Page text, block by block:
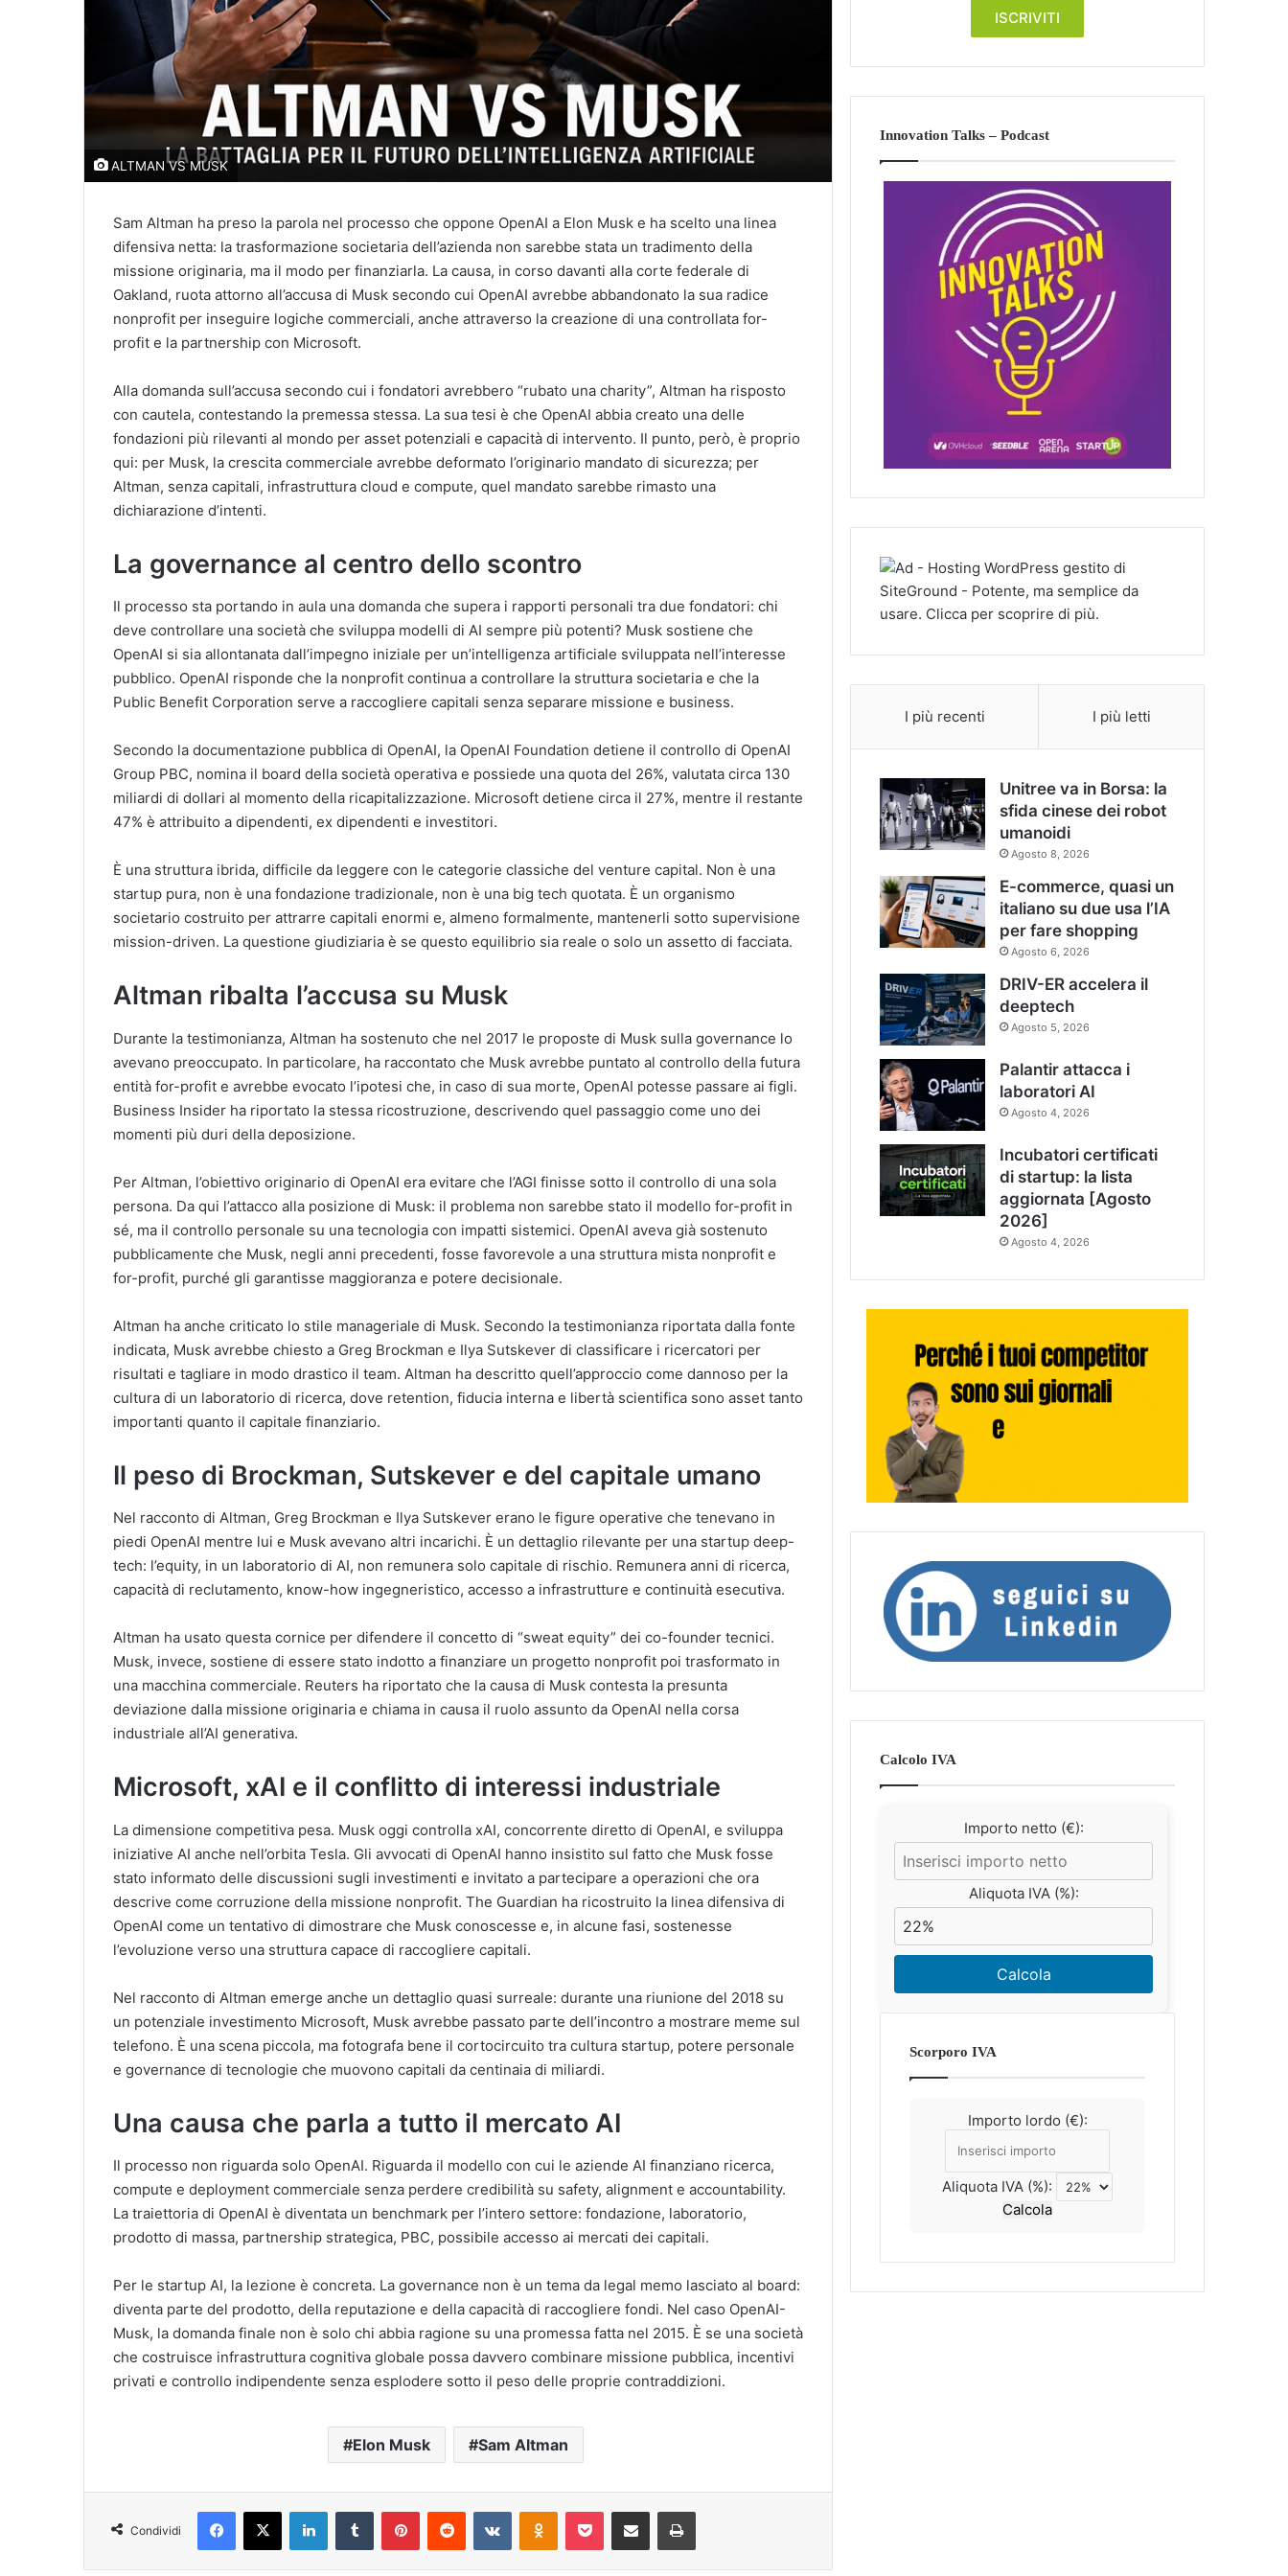
ALTMAN VS MUSK
Sam Altman ha preso la parola nel processo che oppone OpenAI a Elon Musk e ha scelto una linea
difensiva netta: la trasformazione societaria dell’azienda non sarebbe stata un tradimento della
missione originaria, ma il modo per finanziarla. La causa, in corso davanti alla corte federale di
Oakland, ruota attorno all’accusa di Musk secondo cui OpenAI avrebbe abbandonato la sua radice
nonprofit per inseguire logiche commerciali, anche attraverso la creazione di una controllata for-
profit e la partnership con Microsoft.
Alla domanda sull’accusa secondo cui i fondatori avrebbero “rubato una charity”, Altman ha risposto
con cautela, contestando la premessa stessa. La sua tesi è che OpenAI abbia creato una delle
fondazioni più rilevanti al mondo per asset potenziali e capacità di intervento. Il punto, però, è proprio
qui: per Musk, la crescita commerciale avrebbe deformato l’originario mandato di sicurezza; per
Altman, senza capitali, infrastruttura cloud e compute, quel mandato sarebbe rimasto una
dichiarazione d’intenti.
La governance al centro dello scontro
Il processo sta portando in aula una domanda che supera i rapporti personali tra due fondatori: chi
deve controllare una società che sviluppa modelli di AI sempre più potenti? Musk sostiene che
OpenAI si sia allontanata dall’impegno iniziale per un’intelligenza artificiale sviluppata nell’interesse
pubblico. OpenAI risponde che la nonprofit continua a controllare la struttura societaria e che la
Public Benefit Corporation serve a raccogliere capitali senza separare missione e business.
Secondo la documentazione pubblica di OpenAI, la OpenAI Foundation detiene il controllo di OpenAI
Group PBC, nomina il board della società operativa e possiede una quota del 26%, valutata circa 130
miliardi di dollari al momento della ricapitalizzazione. Microsoft detiene circa il 27%, mentre il restante
47% è attribuito a dipendenti, ex dipendenti e investitori.
È una struttura ibrida, difficile da leggere con le categorie classiche del venture capital. Non è una
startup pura, non è una fondazione tradizionale, non è una big tech quotata. È un organismo
societario costruito per attrarre capitali enormi e, almeno formalmente, mantenerli sotto supervisione
mission-driven. La questione giudiziaria è se questo equilibrio sia reale o solo un assetto di facciata.
Altman ribalta l’accusa su Musk
Durante la testimonianza, Altman ha sostenuto che nel 2017 le proposte di Musk sulla governance lo
avevano preoccupato. In particolare, ha raccontato che Musk avrebbe puntato al controllo della futura
entità for-profit e avrebbe evocato l’ipotesi che, in caso di sua morte, OpenAI potesse passare ai figli.
Business Insider ha riportato la stessa ricostruzione, descrivendo quel passaggio come uno dei
momenti più duri della deposizione.
Per Altman, l’obiettivo originario di OpenAI era evitare che l’AGI finisse sotto il controllo di una sola
persona. Da qui l’attacco alla posizione di Musk: il problema non sarebbe stato il modello for-profit in
sé, ma il controllo personale su una tecnologia con impatti sistemici. OpenAI aveva già sostenuto
pubblicamente che Musk, negli anni precedenti, fosse favorevole a una struttura mista nonprofit e
for-profit, purché gli garantisse maggioranza e potere decisionale.
Altman ha anche criticato lo stile manageriale di Musk. Secondo la testimonianza riportata dalla fonte
indicata, Musk avrebbe chiesto a Greg Brockman e Ilya Sutskever di classificare i ricercatori per
risultati e tagliare in modo drastico il team. Altman ha descritto quell’approccio come dannoso per la
cultura di un laboratorio di ricerca, dove retention, fiducia interna e libertà scientifica sono asset tanto
importanti quanto il capitale finanziario.
Il peso di Brockman, Sutskever e del capitale umano
Nel racconto di Altman, Greg Brockman e Ilya Sutskever erano le figure operative che tenevano in
piedi OpenAI mentre lui e Musk avevano altri incarichi. È un dettaglio rilevante per una startup deep-
tech: l’equity, in un laboratorio di AI, non remunera solo capitale di rischio. Remunera anni di ricerca,
capacità di reclutamento, know-how ingegneristico, accesso a infrastrutture e continuità esecutiva.
Altman ha usato questa cornice per difendere il concetto di “sweat equity” dei co-founder tecnici.
Musk, invece, sostiene di essere stato indotto a finanziare un progetto nonprofit poi trasformato in
una macchina commerciale. Reuters ha riportato che la causa di Musk contesta la presunta
deviazione dalla missione originaria e chiama in causa il ruolo assunto da OpenAI nella corsa
industriale all’AI generativa.
Microsoft, xAI e il conflitto di interessi industriale
La dimensione competitiva pesa. Musk oggi controlla xAI, concorrente diretto di OpenAI, e sviluppa
iniziative AI anche nell’orbita Tesla. Gli avvocati di OpenAI hanno insistito sul fatto che Musk fosse
stato informato delle discussioni sugli investimenti e invitato a partecipare a operazioni che ora
descrive come corruzione della missione nonprofit. The Guardian ha ricostruito la linea difensiva di
OpenAI come un tentativo di dimostrare che Musk conoscesse e, in alcune fasi, sostenesse
l’evoluzione verso una struttura capace di raccogliere capitali.
Nel racconto di Altman emerge anche un dettaglio quasi surreale: durante una riunione del 2018 su
un potenziale investimento Microsoft, Musk avrebbe passato parte dell’incontro a mostrare meme sul
telefono. È una scena piccola, ma fotografa bene il cortocircuito tra cultura startup, potere personale
e governance di tecnologie che muovono capitali da centinaia di miliardi.
Una causa che parla a tutto il mercato AI
Il processo non riguarda solo OpenAI. Riguarda il modello con cui le aziende AI finanziano ricerca,
compute e deployment commerciale senza perdere credibilità su safety, alignment e accountability.
La traiettoria di OpenAI è diventata un benchmark per l’intero settore: fondazione, laboratorio,
prodotto di massa, partnership strategica, PBC, possibile accesso ai mercati dei capitali.
Per le startup AI, la lezione è concreta. La governance non è un tema da legal memo lasciato al board:
diventa parte del prodotto, della reputazione e della capacità di raccogliere fondi. Nel caso OpenAI-
Musk, la domanda finale non è solo chi abbia ragione su una promessa fatta nel 2015. È se una società
che costruisce infrastruttura cognitiva globale possa davvero combinare missione pubblica, incentivi
privati e controllo indipendente senza esplodere sotto il peso delle proprie contraddizioni.
Elon Musk Sam Altman
Condividi
Facebook
X LinkedInTumblrPinterestRedditVKontakteOdnoklassniki
PocketCondividi via Email Stampa
Innovation Talks – Podcast
I più recenti I più letti
Unitree va in Borsa: la
sfida cinese dei robot
umanoidi
Agosto 8, 2026
E-commerce, quasi un
italiano su due usa l’IA
per fare shopping
Agosto 6, 2026
DRIV-ER accelera il
deeptech
Agosto 5, 2026
Palantir attacca i
laboratori AI
Agosto 4, 2026
Incubatori certificati
di startup: la lista
aggiornata [Agosto
2026]
Agosto 4, 2026
Calcolo IVA
Importo netto (€):
Aliquota IVA (%):
Calcola
Scorporo IVA
Importo lordo (€):
Aliquota IVA (%):
Calcola